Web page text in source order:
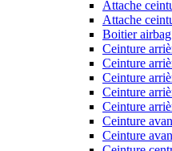
Attache
Attache
Boitier airbag
Ceinture
Ceinture
Ceinture
Ceinture
Ceinture
Ceinture
Ceinture